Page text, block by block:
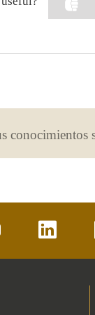
youtube linkedin